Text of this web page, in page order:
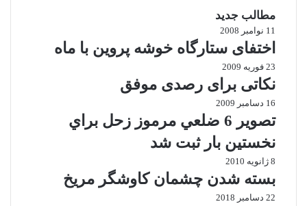
مطالب جدید
11 نوامبر 2008
اختفای ستارگاه خوشه پروین با ماه
23 فوریه 2009
نکاتی برای رصدی موفق
16 دسامبر 2009
تصوير 6 ضلعي مرموز زحل براي
نخستين بار ثبت شد
8 ژانویه 2010
بسته شدن چشمان کاوشگر مريخ
22 دسامبر 2018